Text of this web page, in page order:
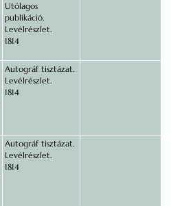
Utólagos
publikáció.
Levélrészlet.
1814
Autográf tisztázat.
Levélrészlet.
1814
Autográf tisztázat.
Levélrészlet.
1814